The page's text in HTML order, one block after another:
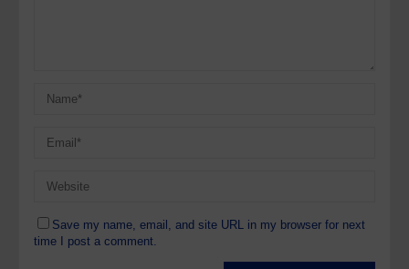
Save my name, email, and site URL in my browser for next
time I post a comment.